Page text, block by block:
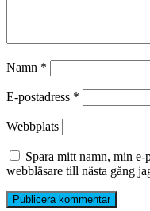
Namn *
E-postadress *
Webbplats
Spara mitt namn, min e-
webbläsare till nästa gång